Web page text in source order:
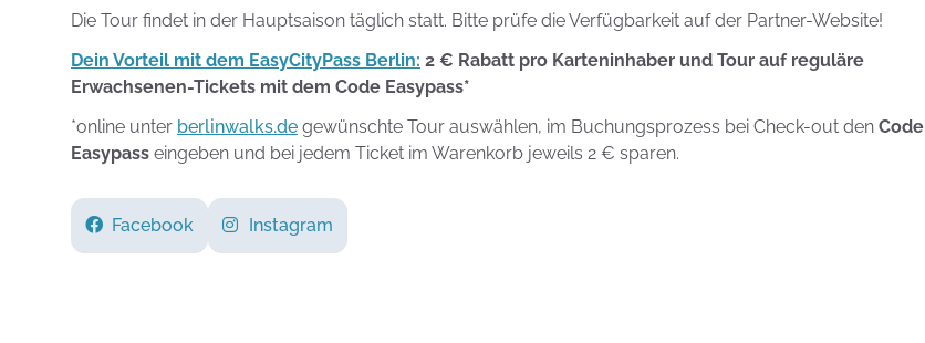
Die Tour findet in der Hauptsaison täglich statt. Bitte prüfe die Verfügbarkeit auf der Partner-Website!
Dein Vorteil mit dem EasyCityPass Berlin: 2 € Rabatt pro Karteninhaber und Tour auf reguläre
Erwachsenen-Tickets mit dem Code Easypass*
*online unter berlinwalks.de gewünschte Tour auswählen, im Buchungsprozess bei Check-out den Code
Easypass eingeben und bei jedem Ticket im Warenkorb jeweils 2 € sparen.
Facebook Instagram